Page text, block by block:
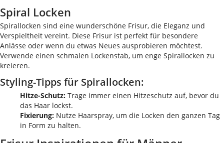
Spiral Locken
Spirallocken sind eine wunderschöne Frisur, die Eleganz und
Verspieltheit vereint. Diese Frisur ist perfekt für besondere
Anlässe oder wenn du etwas Neues ausprobieren möchtest.
Verwende einen schmalen Lockenstab, um enge Spirallocken zu
kreieren.
Styling-Tipps für Spirallocken:
Hitze-Schutz: Trage immer einen Hitzeschutz auf, bevor du
das Haar lockst.
Fixierung: Nutze Haarspray, um die Locken den ganzen Tag
in Form zu halten.